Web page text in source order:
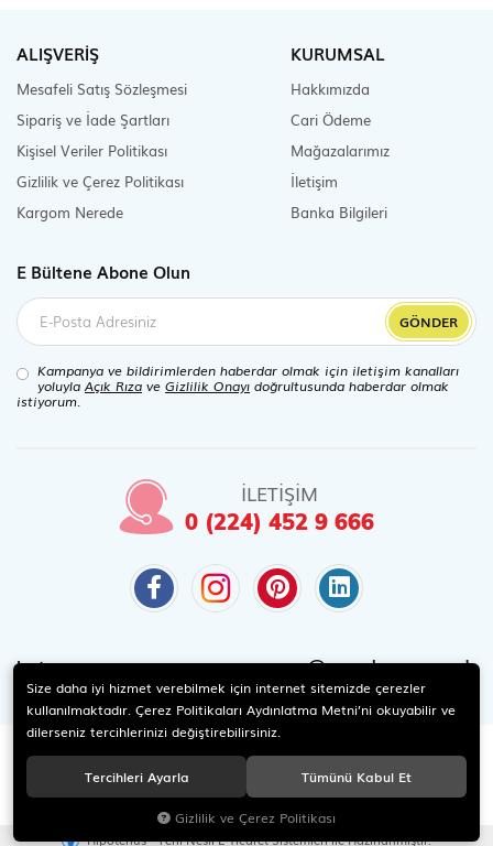
ALIŞVERİŞ
Mesafeli Satış Sözleşmesi
Sipariş ve İade Şartları
Kişisel Veriler Politikası
Gizlilik ve Çerez Politikası
Kargom Nerede
KURUMSAL
Hakkımızda
Cari Ödeme
Mağazalarımız
İletişim
Banka Bilgileri
E Bültene Abone Olun
GÖNDER
Kampanya ve bildirimlerden haberdar olmak için iletişim kanalları
yoluylaAçık Rıza ve Gizlilik Onayı doğrultusunda haberdar olmak
istiyorum.
İLETİŞİM
0 (224) 452 9 666
Instagram @candaoyuncak
Hipotenüs Yeni Nesil E-Ticaret Sistemleri ile Hazırlanmıştır.
Size daha iyi hizmet verebilmek için internet sitemizde çerezler
kullanılmaktadır. Çerez Politikaları Aydınlatma Metni’ni okuyabilir ve
dilerseniz tercihlerinizi değiştirebilirsiniz.
Tercihleri Ayarla Tümünü Kabul Et
Gizlilik ve Çerez Politikası